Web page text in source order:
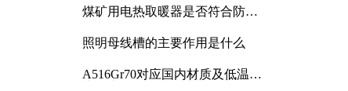
煤矿用电热取暖器是否符合防爆
照明母线槽的主要作用是什么
A516Gr70对应国内材质及低温冲